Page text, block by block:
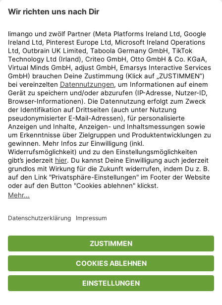
Weiter
Privatsphäre-EinstellungenAGBDatenschutzCompliance
GeschenkgutscheinbedingungenImpressumHelp Center